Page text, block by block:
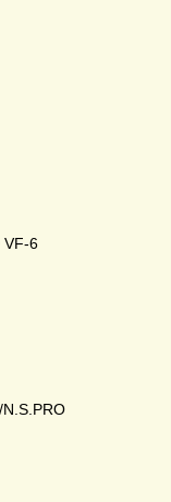
6
N.S.PRO